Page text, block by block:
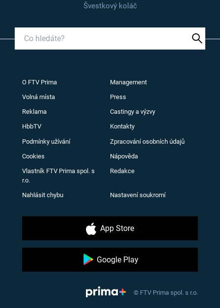
Švestkový koláč
O FTV Prima Management
Volná místa Press
Reklama Castingy a výzvy
HbbTV Kontakty
Podmínky užívání Zpracování osobních údajů
Cookies Nápověda
Vlastník FTV Prima spol. s
r.o.
Redakce
Nahlásit chybu Nastavení soukromí
App Store
Google Play
© FTV Prima spol. s r.o.